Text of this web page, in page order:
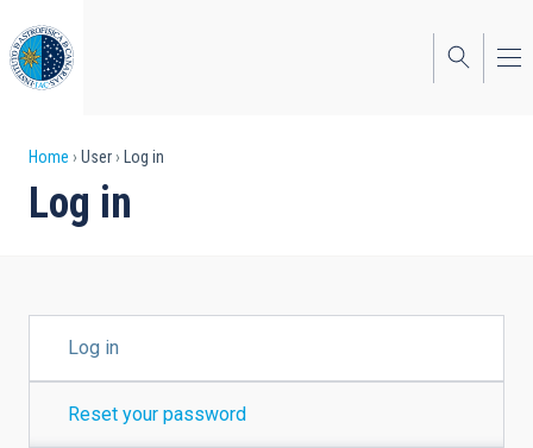
to
main
content
Breadcrumb
Home User Log in
Log in
TABSLog in
Reset your password